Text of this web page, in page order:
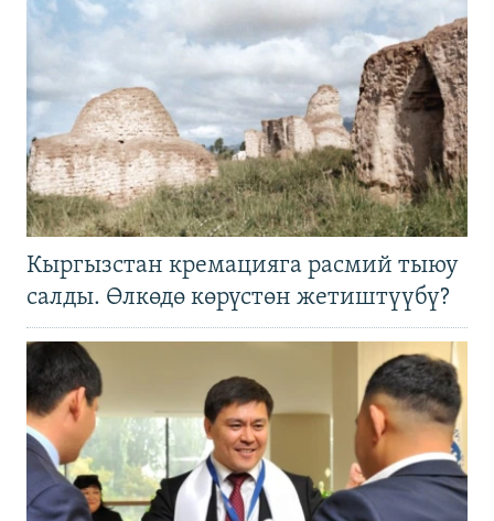
Кыргызстан кремацияга расмий тыюу
салды. Өлкөдө көрүстөн жетиштүүбү?